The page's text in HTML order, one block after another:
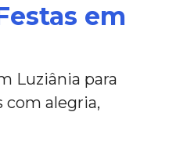
em
Luziânia para
com alegria,